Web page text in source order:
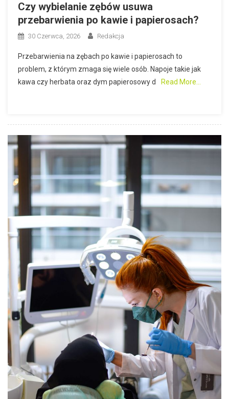
Czy wybielanie zębów usuwa
przebarwienia po kawie i papierosach?
30 Czerwca, 2026 Redakcja
Przebarwienia na zębach po kawie i papierosach to
problem, z którym zmaga się wiele osób. Napoje takie jak
kawa czy herbata oraz dym papierosowy d
Read More…